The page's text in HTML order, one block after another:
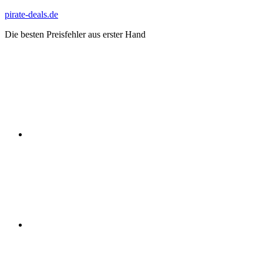
Zum
springen
pirate-deals.de
Die besten Preisfehler aus erster Hand